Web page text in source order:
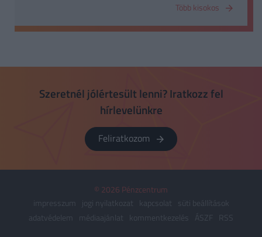
Több kisokos
Szeretnél jólértesült lenni? Iratkozz fel
hírlevelünkre
Feliratkozom
© 2026 Pénzcentrum
impresszum
jogi nyilatkozat kapcsolat
süti beállítások
adatvédelem
médiaajánlat kommentkezelés ÁSZF RSS